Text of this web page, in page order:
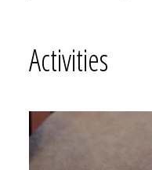
Activities